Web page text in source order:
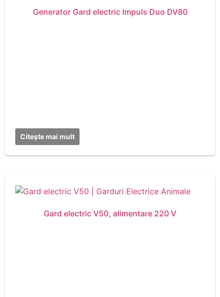
Generator Gard electric Impuls Duo DV80
Citește mai mult
Gard electric V50, alimentare 220 V